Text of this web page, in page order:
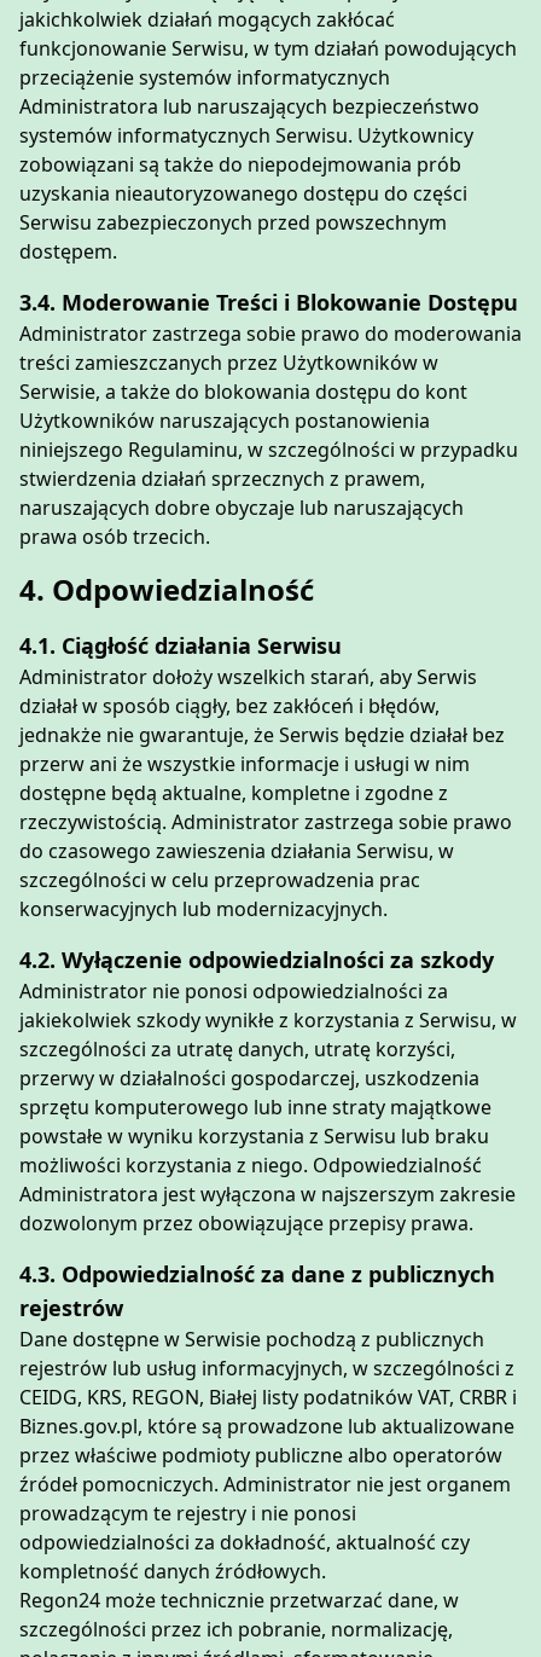
jakichkolwiek działań mogących zakłócać
funkcjonowanie Serwisu, w tym działań powodujących
przeciążenie systemów informatycznych
Administratora lub naruszających bezpieczeństwo
systemów informatycznych Serwisu. Użytkownicy
zobowiązani są także do niepodejmowania prób
uzyskania nieautoryzowanego dostępu do części
Serwisu zabezpieczonych przed powszechnym
dostępem.
3.4. Moderowanie Treści i Blokowanie Dostępu
Administrator zastrzega sobie prawo do moderowania
treści zamieszczanych przez Użytkowników w
Serwisie, a także do blokowania dostępu do kont
Użytkowników naruszających postanowienia
niniejszego Regulaminu, w szczególności w przypadku
stwierdzenia działań sprzecznych z prawem,
naruszających dobre obyczaje lub naruszających
prawa osób trzecich.
4. Odpowiedzialność
4.1. Ciągłość działania Serwisu
Administrator dołoży wszelkich starań, aby Serwis
działał w sposób ciągły, bez zakłóceń i błędów,
jednakże nie gwarantuje, że Serwis będzie działał bez
przerw ani że wszystkie informacje i usługi w nim
dostępne będą aktualne, kompletne i zgodne z
rzeczywistością. Administrator zastrzega sobie prawo
do czasowego zawieszenia działania Serwisu, w
szczególności w celu przeprowadzenia prac
konserwacyjnych lub modernizacyjnych.
4.2. Wyłączenie odpowiedzialności za szkody
Administrator nie ponosi odpowiedzialności za
jakiekolwiek szkody wynikłe z korzystania z Serwisu, w
szczególności za utratę danych, utratę korzyści,
przerwy w działalności gospodarczej, uszkodzenia
sprzętu komputerowego lub inne straty majątkowe
powstałe w wyniku korzystania z Serwisu lub braku
możliwości korzystania z niego. Odpowiedzialność
Administratora jest wyłączona w najszerszym zakresie
dozwolonym przez obowiązujące przepisy prawa.
4.3. Odpowiedzialność za dane z publicznych
rejestrów
Dane dostępne w Serwisie pochodzą z publicznych
rejestrów lub usług informacyjnych, w szczególności z
CEIDG, KRS, REGON, Białej listy podatników VAT, CRBR i
Biznes.gov.pl, które są prowadzone lub aktualizowane
przez właściwe podmioty publiczne albo operatorów
źródeł pomocniczych. Administrator nie jest organem
prowadzącym te rejestry i nie ponosi
odpowiedzialności za dokładność, aktualność czy
kompletność danych źródłowych.
Regon24 może technicznie przetwarzać dane, w
szczególności przez ich pobranie, normalizację,